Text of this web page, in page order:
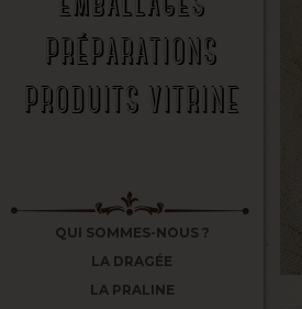
PRÉPARATIONS
PRODUITS VITRINE
QUI SOMMES-NOUS ?
LA DRAGÉE
LA PRALINE